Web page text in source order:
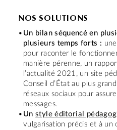
NOS SOLUTIONS
Un bilan séquencé en
plusieurs temps forts :
pour raconter le
manière pérenne, un
l’actualité 2021, un site
Conseil d’État au plus
réseaux sociaux pour
messages.
Unstyle éditorial
vulgarisation précis et à un